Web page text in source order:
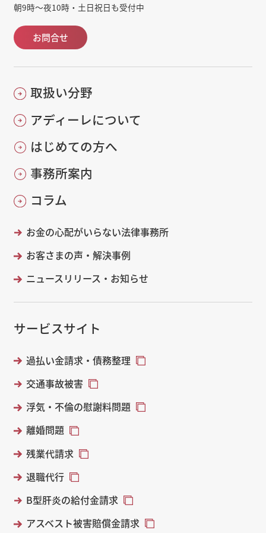
朝9時～夜10時・土日祝日も受付中
お問合せ
取扱い分野
アディーレについて
はじめての方へ
事務所案内
コラム
お金の心配がいらない法律事務所
お客さまの声・解決事例
ニュースリリース・お知らせ
サービスサイト
過払い金請求・債務整理
交通事故被害
浮気・不倫の慰謝料問題
離婚問題
残業代請求
退職代行
B型肝炎の給付金請求
アスベスト被害賠償金請求